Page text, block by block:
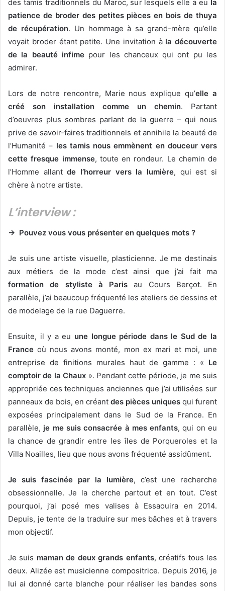
des tamis traditionnels du Maroc, sur lesquels elle a eu la
patience de broder des petites pièces en bois de thuya
de récupération. Un hommage à sa grand-mère qu’elle
voyait broder étant petite. Une invitation àla découverte
de la beauté infime pour les chanceux qui ont pu les
admirer.
Lors de notre rencontre, Marie nous explique qu’elle a
créé son installation comme un chemin. Partant
d’oeuvres plus sombres parlant de la guerre – qui nous
prive de savoir-faires traditionnels et annihile la beauté de
l’Humanité – les tamis nous emmènent en douceur vers
cette fresque immense, toute en rondeur. Le chemin de
l’Homme allantde l’horreur vers la lumière, qui est si
chère à notre artiste.
L’interview :
→ Pouvez vous vous présenter en quelques mots ?
Je suis une artiste visuelle, plasticienne. Je me destinais
aux métiers de la mode c’est ainsi que j’ai fait ma
formation de styliste à Paris au Cours Berçot. En
parallèle, j’ai beaucoup fréquenté les ateliers de dessins et
de modelage de la rue Daguerre.
Ensuite, il y a eu une longue période dans le Sud de la
France où nous avons monté, mon ex mari et moi, une
entreprise de finitions murales haut de gamme : « Le
comptoir de la Chaux ». Pendant cette période, je me suis
appropriée ces techniques anciennes que j’ai utilisées sur
panneaux de bois, en créant des pièces uniques qui furent
exposées principalement dans le Sud de la France. En
parallèle, je me suis consacrée à mes enfants, qui on eu
la chance de grandir entre les îles de Porqueroles et la
Villa Noailles, lieu que nous avons fréquenté assidûment.
Je suis fascinée par la lumière, c’est une recherche
obsessionnelle. Je la cherche partout et en tout. C’est
pourquoi, j’ai posé mes valises à Essaouira en 2014.
Depuis, je tente de la traduire sur mes bâches et à travers
mon objectif.
Je suis maman de deux grands enfants, créatifs tous les
deux. Alizée est musicienne compositrice. Depuis 2016, je
lui ai donné carte blanche pour réaliser les bandes sons